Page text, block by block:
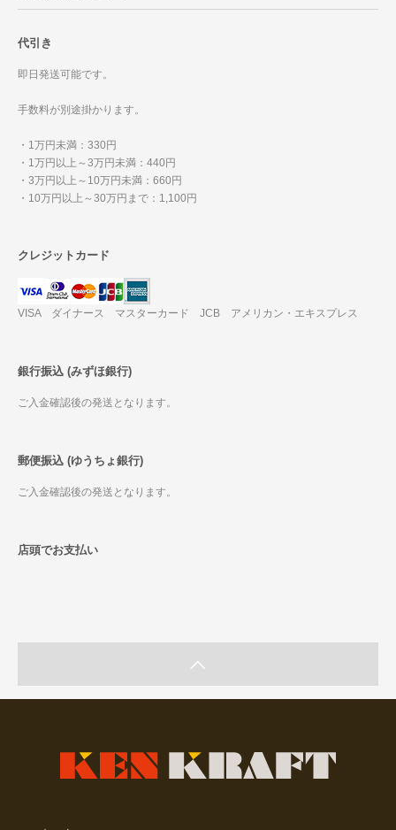
代引き
即日発送可能です。
手数料が別途掛かります。
・1万円未満：330円
・1万円以上～3万円未満：440円
・3万円以上～10万円未満：660円
・10万円以上～30万円まで：1,100円
クレジットカード
VISA ダイナース マスターカード JCB アメリカン・エキスプレス
銀行振込 (みずほ銀行)
ご入金確認後の発送となります。
郵便振込 (ゆうちょ銀行)
ご入金確認後の発送となります。
店頭でお支払い